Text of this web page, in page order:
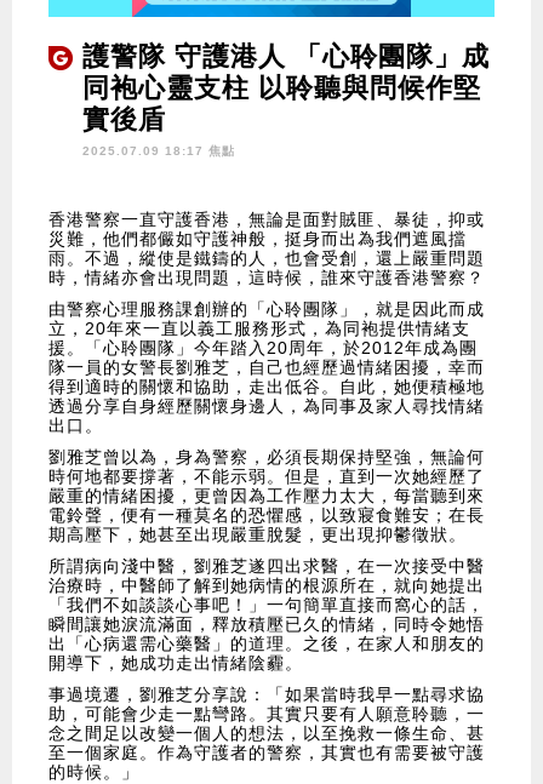
護警隊 守護港人 「心聆團隊」成
同袍心靈支柱 以聆聽與問候作堅
實後盾
2025.07.09 18:17 焦點
香港警察一直守護香港，無論是面對賊匪、暴徒，抑或
災難，他們都儼如守護神般，挺身而出為我們遮風擋
雨。不過，縱使是鐵鑄的人，也會受創，還上嚴重問題
時，情緒亦會出現問題，這時候，誰來守護香港警察？
由警察心理服務課創辦的「心聆團隊」，就是因此而成
立，20年來一直以義工服務形式，為同袍提供情緒支
援。「心聆團隊」今年踏入20周年，於2012年成為團
隊一員的女警長劉雅芝，自己也經歷過情緒困擾，幸而
得到適時的關懷和協助，走出低谷。自此，她便積極地
透過分享自身經歷關懷身邊人，為同事及家人尋找情緒
出口。
劉雅芝曾以為，身為警察，必須長期保持堅強，無論何
時何地都要撐著，不能示弱。但是，直到一次她經歷了
嚴重的情緒困擾，更曾因為工作壓力太大，每當聽到來
電鈴聲，便有一種莫名的恐懼感，以致寢食難安；在長
期高壓下，她甚至出現嚴重脫髮，更出現抑鬱徵狀。
所謂病向淺中醫，劉雅芝遂四出求醫，在一次接受中醫
治療時，中醫師了解到她病情的根源所在，就向她提出
「我們不如談談心事吧！」一句簡單直接而窩心的話，
瞬間讓她淚流滿面，釋放積壓已久的情緒，同時令她悟
出「心病還需心藥醫」的道理。之後，在家人和朋友的
開導下，她成功走出情緒陰霾。
事過境遷，劉雅芝分享說：「如果當時我早一點尋求協
助，可能會少走一點彎路。其實只要有人願意聆聽，一
念之間足以改變一個人的想法，以至挽救一條生命、甚
至一個家庭。作為守護者的警察，其實也有需要被守護
的時候。」